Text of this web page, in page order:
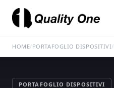
HOME/PORTAFOGLIO DISPOSITIVI/
PORTAFOGLIO DISPOSITIVI